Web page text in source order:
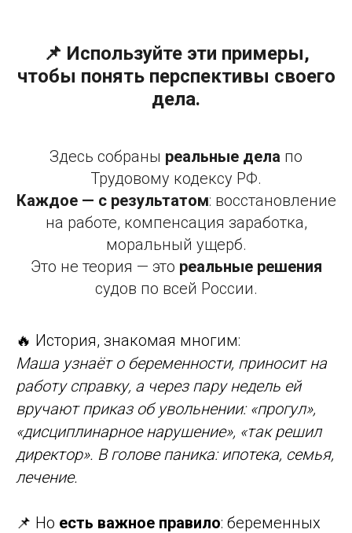
📌 Используйте эти примеры,
чтобы понять перспективы своего
дела.
Здесь собраны реальные дела по
Трудовому кодексу РФ.
Каждое — с результатом: восстановление
на работе, компенсация заработка,
моральный ущерб.
Это не теория — это реальные решения
судов по всей России.
🔥 История, знакомая многим:
Маша узнаёт о беременности, приносит на
работу справку, а через пару недель ей
вручают приказ об увольнении: «прогул»,
«дисциплинарное нарушение», «так решил
директор». В голове паника: ипотека, семья,
лечение.
📌 Но есть важное правило: беременных